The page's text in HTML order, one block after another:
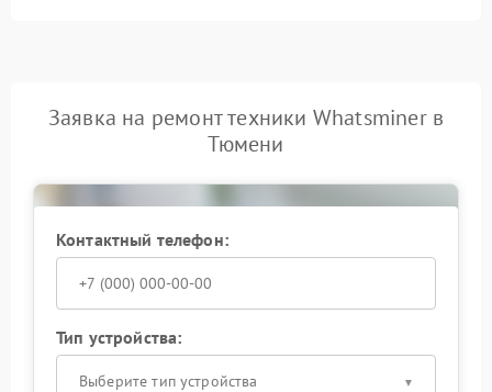
Заявка на ремонт техники Whatsminer в
Тюмени
Контактный телефон:
Тип устройства:
Выберите тип устройства